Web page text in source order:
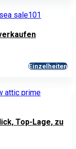
Einzelheiten
Top-Lage, zu